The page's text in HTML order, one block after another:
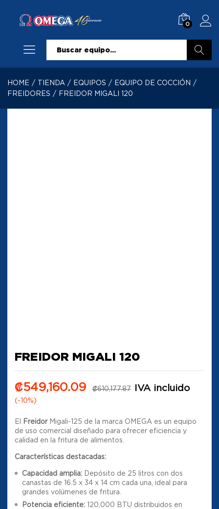
0
HOME / TIENDA / EQUIPOS / EQUIPO DE COCCIÓN /
FREIDORES / FREIDOR MIGALI 120
FREIDOR MIGALI 120
₡549,160.09 ₡610,177.87 IVA incluido
(-10%)
El Freidor Migali-125 de la marca OMEGA es un equipo
de uso comercial diseñado para ofrecer eficiencia y
calidad en la fritura de alimentos.
Características destacadas:
Capacidad amplia: Depósito de 25 litros con dos
canastas de 16.5 x 34 x 14 cm cada una, ideal para
grandes volúmenes de fritura.
Potencia eficiente: 120,000 BTU distribuidos en